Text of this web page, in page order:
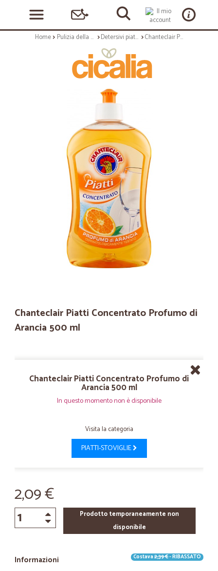
Home Pulizia della casa Detersivi piatti e stoviglie Chanteclair Piatti Concentrato Profumo di Arancia 500 ml
Chanteclair Piatti Concentrato Profumo di
Arancia 500 ml
Chanteclair Piatti Concentrato Profumo di
Arancia 500 ml
In questo momento non è disponibile
Visita la categoria
PIATTI-STOVIGLIE
2,09 €
Prodotto temporaneamente non
disponibile
Informazioni Costava2,39 €- RIBASSATO